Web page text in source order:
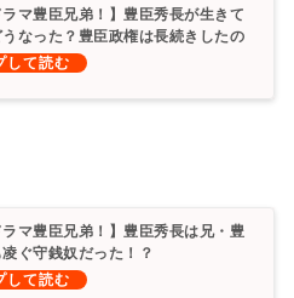
ラマ豊臣兄弟！】豊臣秀長が生きて
なった？豊臣政権は長続きしたの
ラマ豊臣兄弟！】豊臣秀長は兄・豊
ぐ守銭奴だった！？